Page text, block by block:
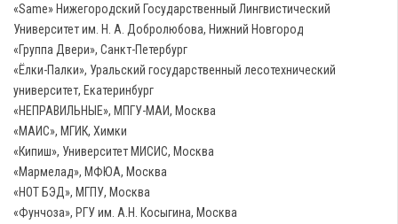
«Same» Нижегородский Государственный Лингвистический
Университет им. Н. А. Добролюбова, Нижний Новгород
«Группа Двери», Санкт-Петербург
«Ёлки-Палки», Уральский государственный лесотехнический
университет, Екатеринбург
«НЕПРАВИЛЬНЫЕ», МПГУ-МАИ, Москва
«МАИС», МГИК, Химки
«Кипиш», Университет МИСИС, Москва
«Мармелад», МФЮА, Москва
«НОТ БЭД», МГПУ, Москва
«Фунчоза», РГУ им. А.Н. Косыгина, Москва